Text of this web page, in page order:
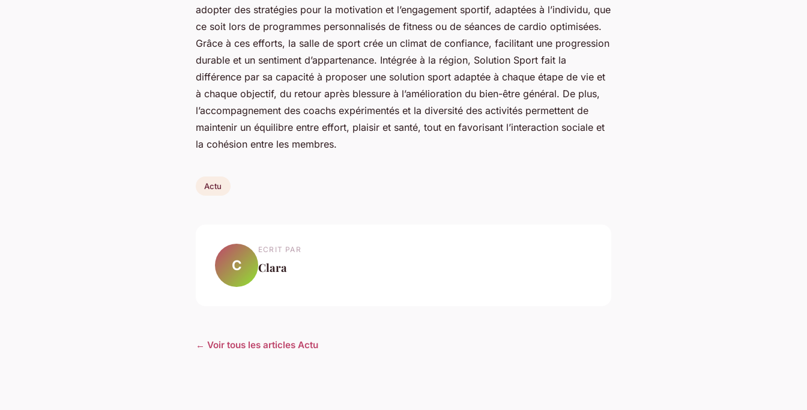
adopter des stratégies pour la motivation et l’engagement sportif, adaptées à l’individu, que
ce soit lors de programmes personnalisés de fitness ou de séances de cardio optimisées.
Grâce à ces efforts, la salle de sport crée un climat de confiance, facilitant une progression
durable et un sentiment d’appartenance. Intégrée à la région, Solution Sport fait la
différence par sa capacité à proposer une solution sport adaptée à chaque étape de vie et
à chaque objectif, du retour après blessure à l’amélioration du bien-être général. De plus,
l’accompagnement des coachs expérimentés et la diversité des activités permettent de
maintenir un équilibre entre effort, plaisir et santé, tout en favorisant l’interaction sociale et
la cohésion entre les membres.
Actu
C
ECRIT PAR
Clara
← Voir tous les articles Actu